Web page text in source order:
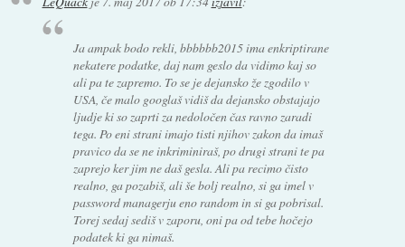
Ja ampak bodo rekli, bbbbbb2015 ima enkriptirane
nekatere podatke, daj nam geslo da vidimo kaj so
ali pa te zapremo. To se je dejansko že zgodilo v
USA, če malo googlaš vidiš da dejansko obstajajo
ljudje ki so zaprti za nedoločen čas ravno zaradi
tega. Po eni strani imajo tisti njihov zakon da imaš
pravico da se ne inkriminiraš, po drugi strani te pa
zaprejo ker jim ne daš gesla. Ali pa recimo čisto
realno, ga pozabiš, ali še bolj realno, si ga imel v
password managerju eno random in si ga pobrisal.
Torej sedaj sediš v zaporu, oni pa od tebe hočejo
podatek ki ga nimaš.